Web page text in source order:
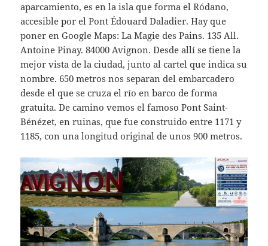
aparcamiento, es en la isla que forma el Ródano,
accesible por el Pont Édouard Daladier. Hay que
poner en Google Maps: La Magie des Pains. 135 All.
Antoine Pinay. 84000 Avignon. Desde allí se tiene la
mejor vista de la ciudad, junto al cartel que indica su
nombre. 650 metros nos separan del embarcadero
desde el que se cruza el río en barco de forma
gratuita. De camino vemos el famoso Pont Saint-
Bénézet, en ruinas, que fue construido entre 1171 y
1185, con una longitud original de unos 900 metros.